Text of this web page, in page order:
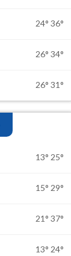
24° 36°
26° 34°
26° 31°
13° 25°
15° 29°
21° 37°
13° 24°